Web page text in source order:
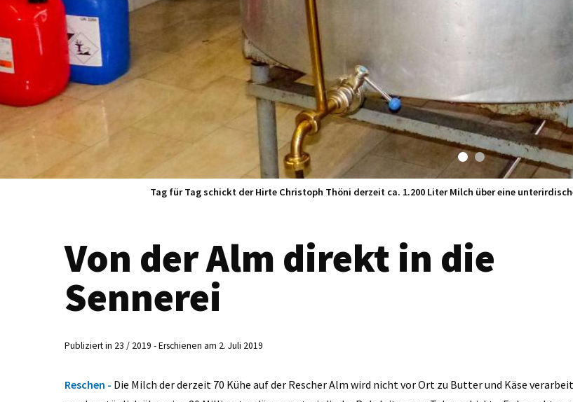
Tag für Tag schickt der Hirte Christoph Thöni derzeit ca. 1.200 Liter Milch über eine
Von der Alm direkt in die
Sennerei
Publiziert in 23 / 2019 - Erschienen am 2. Juli 2019
Reschen - Die Milch der derzeit 70 Kühe auf der Rescher Alm wird nicht vor Ort zu Butter und Käse